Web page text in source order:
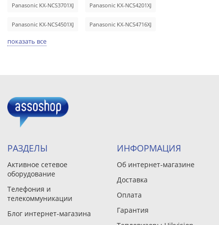
Panasonic KX-NCS3701XJ Panasonic KX-NCS4201XJ
Panasonic KX-NCS4501XJ Panasonic KX-NCS4716XJ
показать все
РАЗДЕЛЫ
Активное сетевое
оборудование
Телефония и
телекоммуникации
Блог интернет-магазина
ИНФОРМАЦИЯ
Об интернет-магазине
Доставка
Оплата
Гарантия